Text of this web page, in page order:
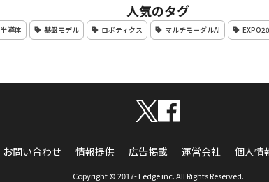
人気のタグ
半導体 基盤モデル ロボティクス マルチモーダルAI
お問い合わせ 情報提供 広告掲載 運営会社 個人情
Copyright © 2017- Ledge inc. All Rights Reserved.